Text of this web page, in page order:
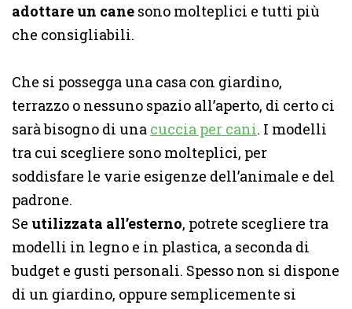
adottare un cane sono molteplici e tutti più
che consigliabili.
Che si possegga una casa con giardino,
terrazzo o nessuno spazio all’aperto, di certo ci
sarà bisogno di una cuccia per cani. I modelli
tra cui scegliere sono molteplici, per
soddisfare le varie esigenze dell’animale e del
padrone.
Se utilizzata all’esterno, potrete scegliere tra
modelli in legno e in plastica, a seconda di
budget e gusti personali. Spesso non si dispone
di un giardino, oppure semplicemente si